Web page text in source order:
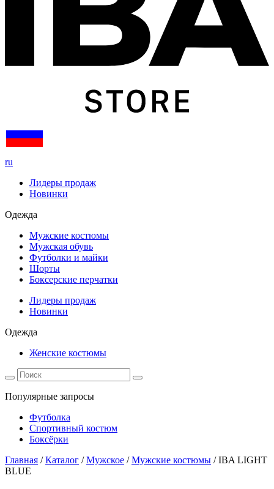
ru
Лидеры продаж
Новинки
Одежда
Мужские костюмы
Мужская обувь
Футболки и майки
Шорты
Боксерские перчатки
Лидеры продаж
Новинки
Одежда
Женские костюмы
Популярные запросы
Футболка
Спортивный костюм
Боксёрки
Главная / Каталог / Мужское / Мужские костюмы /IBA LIGHT
BLUE